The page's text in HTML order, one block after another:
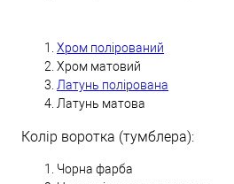
Хром полірований
Хром матовий
Латунь полірована
Латунь матова
Колір воротка (тумблера):
Чорна фарба